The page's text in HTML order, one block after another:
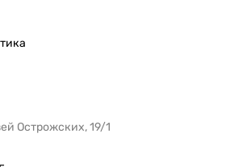
Острожских, 19/1